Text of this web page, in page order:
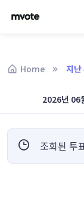
Home 지난
2026년 06
조회된 투